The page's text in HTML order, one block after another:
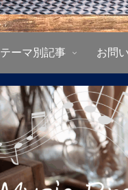
テーマ別記事 お問